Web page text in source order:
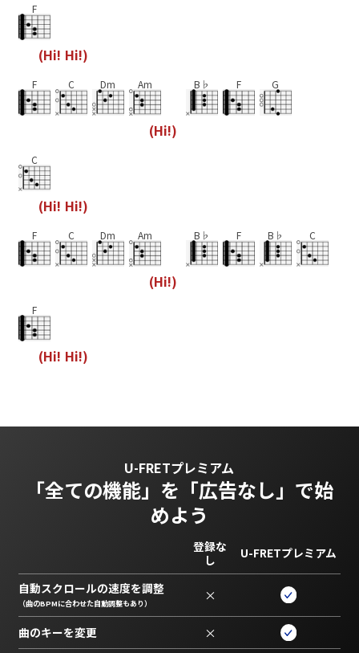
F
(Hi! Hi!)
F C Dm Am
(Hi!)
B♭ F G
C
(Hi! Hi!)
F C Dm Am
(Hi!)
B♭ F B♭ C
F
(Hi! Hi!)
U-FRETプレミアム
「全ての機能」を 「広告なし」で始
めよう
登録な
し
U-FRETプレミアム
自動スクロールの速度を調整
（曲のBPMに合わせた自動調整もあり） ×
曲のキーを変更 ×